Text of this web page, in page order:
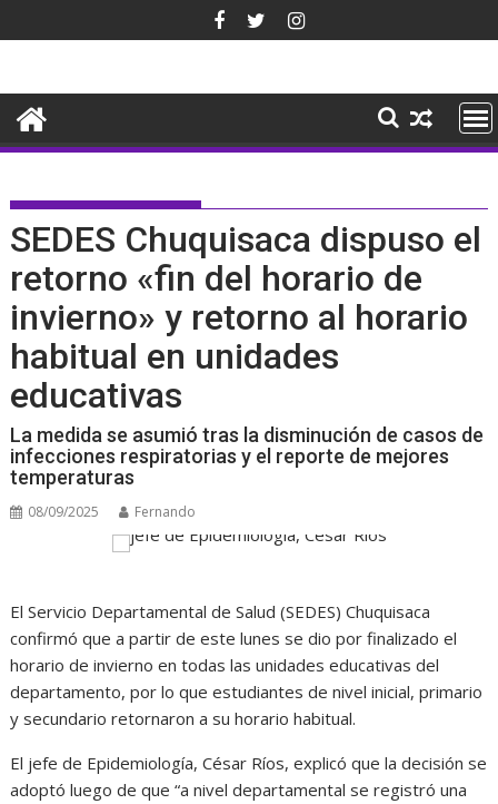
al
SEDES Chuquisaca dispuso el
retorno «fin del horario de
invierno» y retorno al horario
habitual en unidades
educativas
La medida se asumió tras la disminución de casos de
infecciones respiratorias y el reporte de mejores
temperaturas
08/09/2025 Fernando
El Servicio Departamental de Salud (SEDES) Chuquisaca
confirmó que a partir de este lunes se dio por finalizado el
horario de invierno en todas las unidades educativas del
departamento, por lo que estudiantes de nivel inicial, primario
y secundario retornaron a su horario habitual.
El jefe de Epidemiología, César Ríos, explicó que la decisión se
adoptó luego de que “a nivel departamental se registró una